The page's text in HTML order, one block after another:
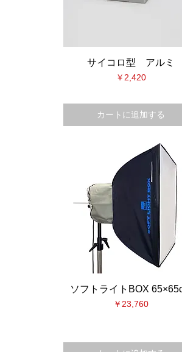
サイコロ型 アルミ
価格
￥2,420
カートに追加する
ソフトライトBOX
価格
￥23,760